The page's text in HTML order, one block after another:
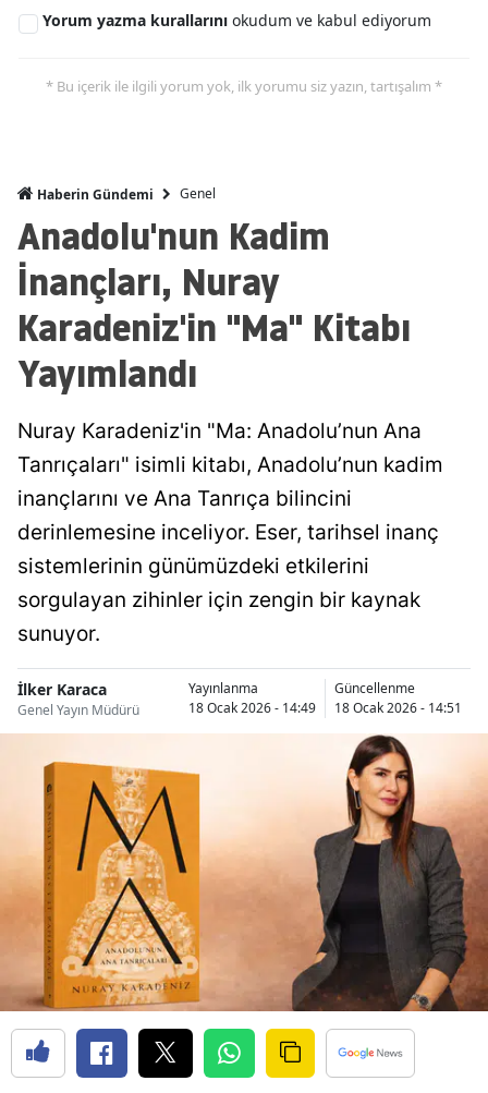
Yorum yazma kurallarını okudum ve kabul ediyorum
* Bu içerik ile ilgili yorum yok, ilk yorumu siz yazın, tartışalım *
Haberin Gündemi Genel
Anadolu'nun Kadim
İnançları, Nuray
Karadeniz'in "Ma" Kitabı
Yayımlandı
Nuray Karadeniz'in "Ma: Anadolu’nun Ana
Tanrıçaları" isimli kitabı, Anadolu’nun kadim
inançlarını ve Ana Tanrıça bilincini
derinlemesine inceliyor. Eser, tarihsel inanç
sistemlerinin günümüzdeki etkilerini
sorgulayan zihinler için zengin bir kaynak
sunuyor.
İlker Karaca
Genel Yayın Müdürü
Yayınlanma
18 Ocak 2026 - 14:49
Güncellenme
18 Ocak 2026 - 14:51